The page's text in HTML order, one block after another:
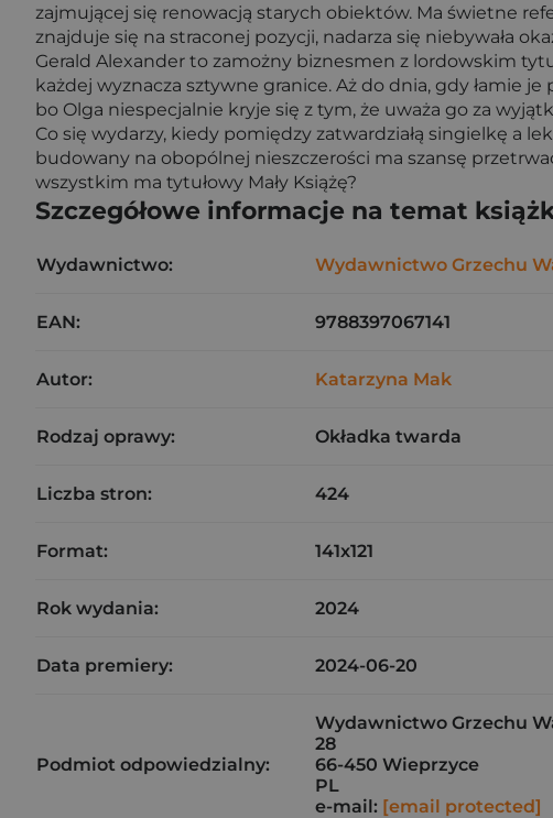
zajmującej się renowacją starych obiektów. Ma świetne
znajduje się na straconej pozycji, nadarza się niebywała
Gerald Alexander to zamożny biznesmen z lordowskim
każdej wyznacza sztywne granice. Aż do dnia, gdy łamie
bo Olga niespecjalnie kryje się z tym, że uważa go za
Co się wydarzy, kiedy pomiędzy zatwardziałą singielkę a
budowany na obopólnej nieszczerości ma szansę
wszystkim ma tytułowy Mały Książę?
Szczegółowe informacje na temat
Wydawnictwo: Wydawnictwo Grzechu
EAN: 9788397067141
Autor: Katarzyna Mak
Rodzaj oprawy: Okładka twarda
Liczba stron: 424
Format: 141x121
Rok wydania: 2024
Data premiery: 2024-06-20
Podmiot odpowiedzialny:
Wydawnictwo Grzechu
28
66-450 Wieprzyce
PL
e-mail: [email protected]